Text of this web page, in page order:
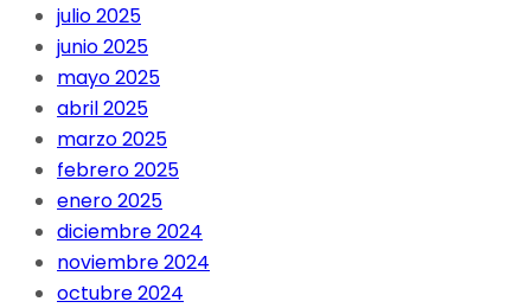
julio 2025
junio 2025
mayo 2025
abril 2025
marzo 2025
febrero 2025
enero 2025
diciembre 2024
noviembre 2024
octubre 2024